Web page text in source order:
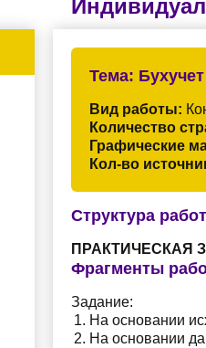
Тема:
Вид работы:
Количество
Графические
Кол-во
Структура
ПРАКТИЧЕСКАЯ
Фрагменты
Задание:
На основании
На основании